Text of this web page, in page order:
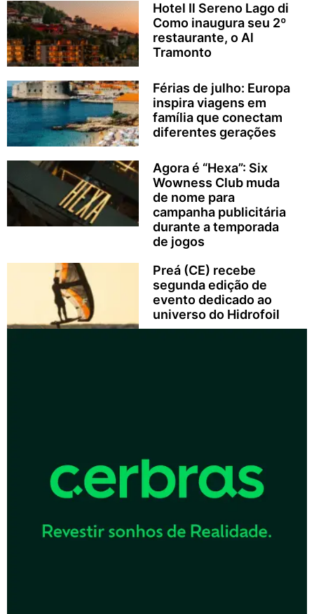
Hotel Il Sereno Lago di
Como inaugura seu 2º
restaurante, o Al
Tramonto
Férias de julho: Europa
inspira viagens em
família que conectam
diferentes gerações
Agora é “Hexa”: Six
Wowness Club muda
de nome para
campanha publicitária
durante a temporada
de jogos
Preá (CE) recebe
segunda edição de
evento dedicado ao
universo do Hidrofoil